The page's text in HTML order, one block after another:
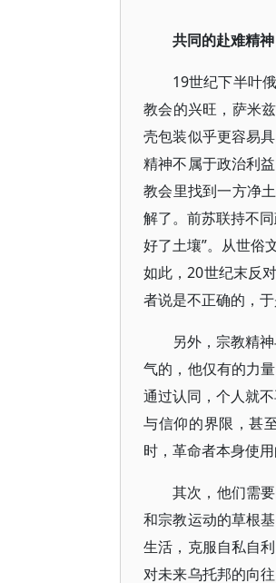
共同的赴难精神
19世纪下半叶
教会的兴旺，萨米
壳包装似乎更容易
精神不属于政治利
教会里找到一方净
解了。前苏联持不
好了土壤”。从世俗
如此，20世纪末反
者说是不正确的，
另外，宗教精
气的，他仅有的力
通过认同，个人就
与信仰的界限，甚
时，革命者本身使
其次，他们需
和宗教运动的草根
生活，克服自私自
对未来乌托邦的向